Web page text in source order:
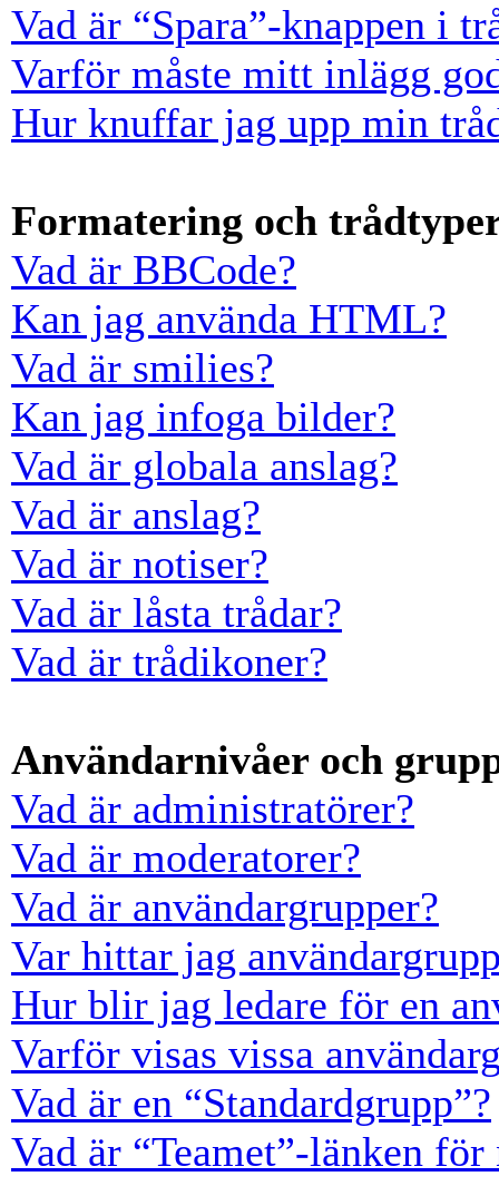
Vad är “Spara”-knappen i
Varför måste mitt inlägg
Hur knuffar jag upp min
Formatering och
Vad är BBCode?
Kan jag använda HTML?
Vad är smilies?
Kan jag infoga bilder?
Vad är globala anslag?
Vad är anslag?
Vad är notiser?
Vad är låsta trådar?
Vad är trådikoner?
Användarnivåer och
Vad är administratörer?
Vad är moderatorer?
Vad är användargrupper?
Var hittar jag
Hur blir jag ledare för en
Varför visas vissa
Vad är en “Standardgrupp”?
Vad är “Teamet”-länken för